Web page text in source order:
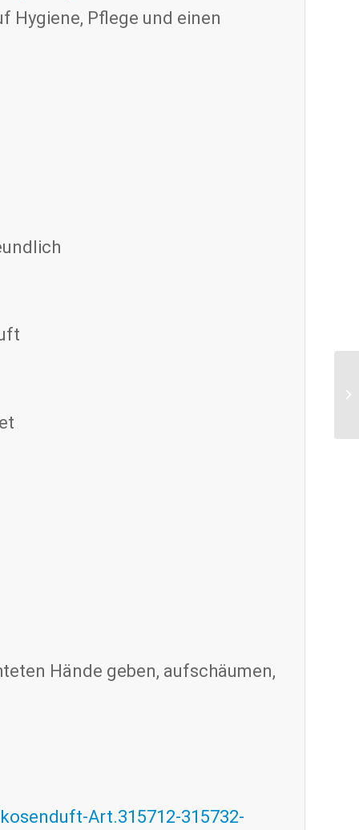
Hygiene, Pflege und einen
Hände geben, aufschäumen,
Art.315712-315732-